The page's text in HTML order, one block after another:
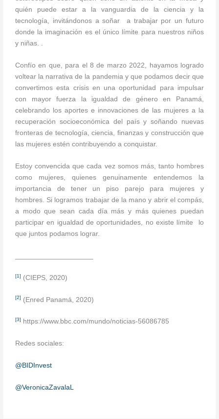
quién puede estar a la vanguardia de la ciencia y la
tecnología, invitándonos a soñar a trabajar por un futuro
donde la imaginación es el único límite para nuestros niños
y niñas. .
Confío en que, para el 8 de marzo 2022, hayamos logrado
voltear la narrativa de la pandemia y que podamos decir que
convertimos esta crisis en una oportunidad para impulsar
con mayor fuerza la igualdad de género en Panamá,
celebrando los aportes e innovaciones de las mujeres a la
recuperación socioeconómica del país y soñando nuevas
fronteras de tecnología, ciencia, finanzas y construcción que
las mujeres estén contribuyendo a conquistar.
Estoy convencida que cada vez somos más, tanto hombres
como mujeres, quienes genuinamente entendemos la
importancia de tener un piso parejo para mujeres y
hombres. Si logramos trabajar de la mano y abrir el compás,
a modo que sean cada día más y más quienes puedan
participar en igualdad de oportunidades, no existe límite lo
que juntos podamos lograr.
[1] (CIEPS, 2020)
[2] (Enred Panamá, 2020)
[3] https://www.bbc.com/mundo/noticias-56086785
Redes sociales:
@BIDInvest
@VeronicaZavalaL